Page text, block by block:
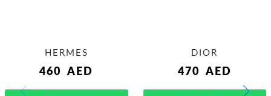
HERMES
460 AED
DIOR
470 AED